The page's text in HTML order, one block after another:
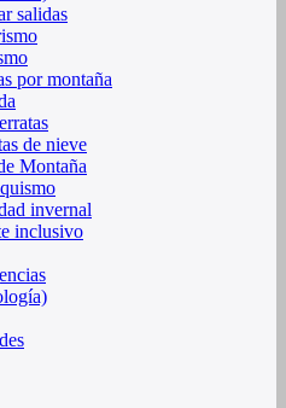
salidas
por montaña
de nieve
Montaña
invernal
inclusivo